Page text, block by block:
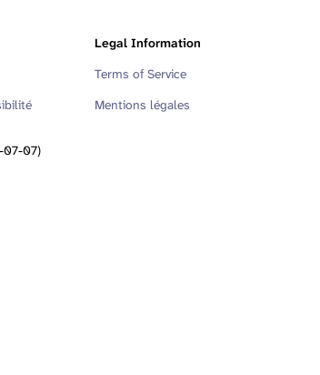
Legal Information
Terms of Service
Mentions légales
07-07)